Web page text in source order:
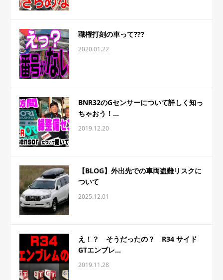
職権打刻の車って???
2020.01.22
BNR32のGセンサーについて詳しく知っ
ちゃおう！...
2019.12.20
【BLOG】外出先での車両盗難リスクに
ついて
2025.12.01
え！？ そうだったの？ R34 サイド
GTエンブレ...
2019.11.28